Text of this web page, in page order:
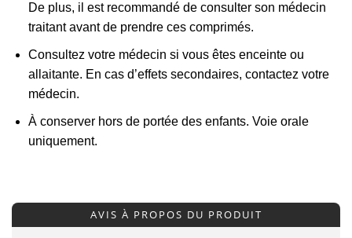
De plus, il est recommandé de consulter son médecin
traitant avant de prendre ces comprimés.
Consultez votre médecin si vous êtes enceinte ou
allaitante. En cas d’effets secondaires, contactez votre
médecin.
À conserver hors de portée des enfants. Voie orale
uniquement.
AVIS À PROPOS DU PRODUIT